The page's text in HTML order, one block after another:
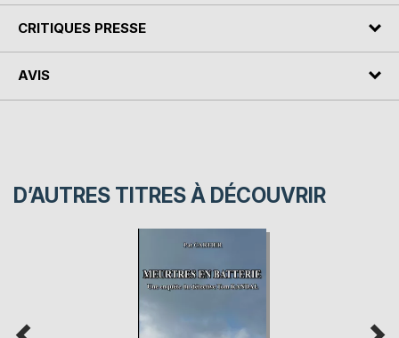
CRITIQUES PRESSE
AVIS
D’AUTRES TITRES À DÉCOUVRIR